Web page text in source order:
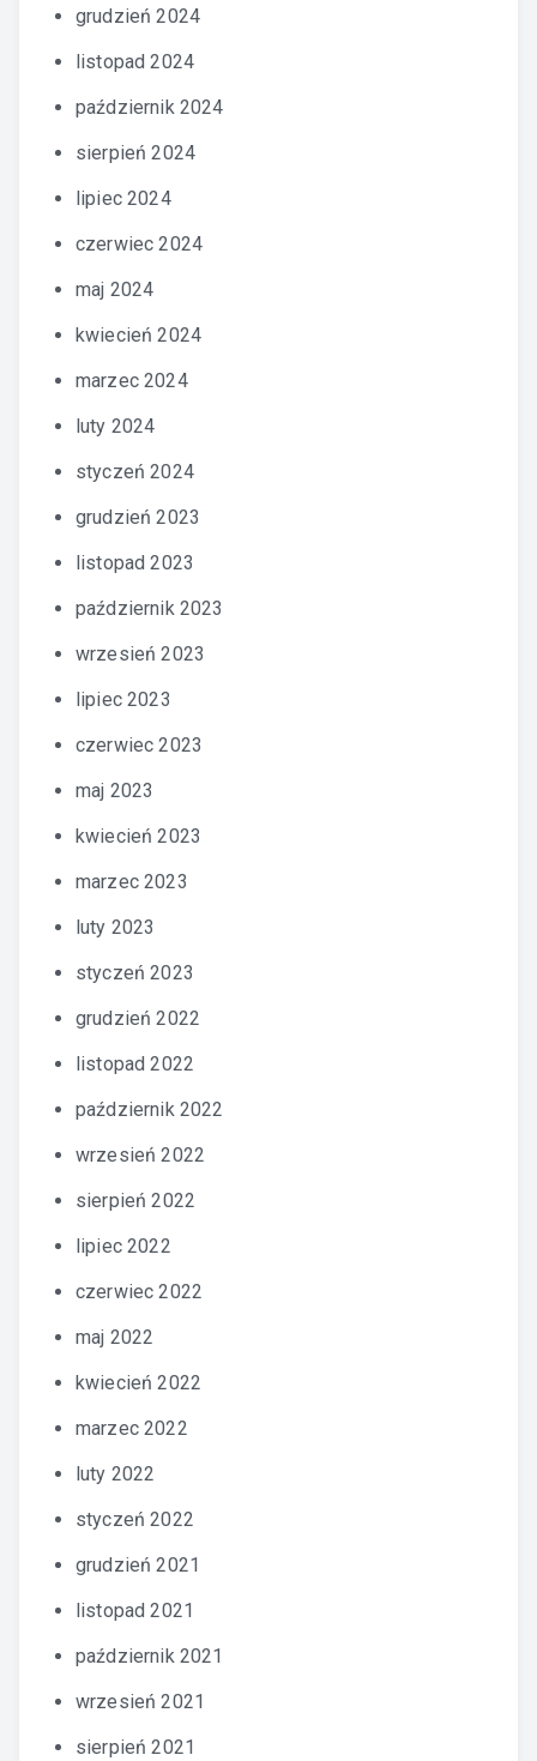
grudzień 2024
listopad 2024
październik 2024
sierpień 2024
lipiec 2024
czerwiec 2024
maj 2024
kwiecień 2024
marzec 2024
luty 2024
styczeń 2024
grudzień 2023
listopad 2023
październik 2023
wrzesień 2023
lipiec 2023
czerwiec 2023
maj 2023
kwiecień 2023
marzec 2023
luty 2023
styczeń 2023
grudzień 2022
listopad 2022
październik 2022
wrzesień 2022
sierpień 2022
lipiec 2022
czerwiec 2022
maj 2022
kwiecień 2022
marzec 2022
luty 2022
styczeń 2022
grudzień 2021
listopad 2021
październik 2021
wrzesień 2021
sierpień 2021